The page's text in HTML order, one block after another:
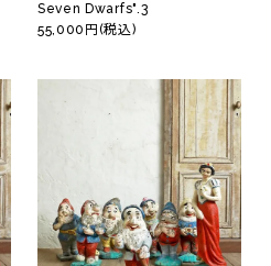
Seven Dwarfs".3
55,000円(税込)